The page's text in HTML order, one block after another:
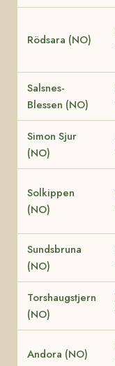
Rödsara (NO)
Salsnes-
Blessen (NO)
Simon Sjur
(NO)
Solkippen
(NO)
Sundsbruna
(NO)
Torshaugstjern
(NO)
Andora (NO)